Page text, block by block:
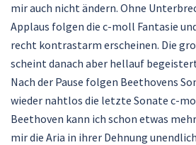
mir auch nicht ändern. Ohne
Applaus folgen die c-moll Fantasie
recht kontrastarm erscheinen. Die
scheint danach aber hellauf
Nach der Pause folgen Beethovens
wieder nahtlos die letzte Sonate c-
Beethoven kann ich schon etwas
mir die Aria in ihrer Dehnung